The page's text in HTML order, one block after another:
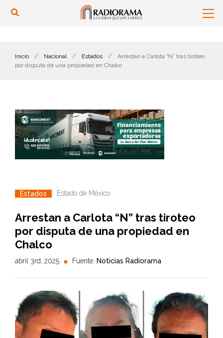
Inicio / Nacional / Estados /
Arrestan a Carlota “N” tras tiroteo
por disputa de una propiedad en Chalco
Estados Estado de México
Arrestan a Carlota “N” tras tiroteo
por disputa de una propiedad en
Chalco
abril 3rd, 2025 Fuente: Noticias Radiorama